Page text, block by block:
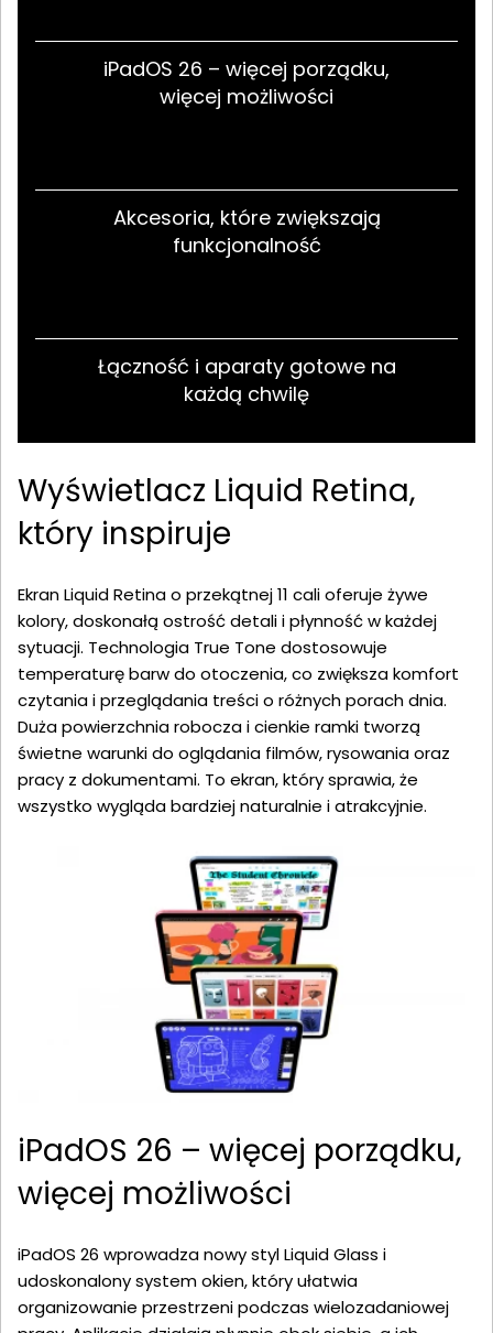
iPadOS 26 – więcej porządku,
więcej możliwości
Akcesoria, które zwiększają
funkcjonalność
Łączność i aparaty gotowe na
każdą chwilę
Wyświetlacz Liquid Retina,
który inspiruje
Ekran Liquid Retina o przekątnej 11 cali oferuje żywe
kolory, doskonałą ostrość detali i płynność w każdej
sytuacji. Technologia True Tone dostosowuje
temperaturę barw do otoczenia, co zwiększa komfort
czytania i przeglądania treści o różnych porach dnia.
Duża powierzchnia robocza i cienkie ramki tworzą
świetne warunki do oglądania filmów, rysowania oraz
pracy z dokumentami. To ekran, który sprawia, że
wszystko wygląda bardziej naturalnie i atrakcyjnie.
iPadOS 26 – więcej porządku,
więcej możliwości
iPadOS 26 wprowadza nowy styl Liquid Glass i
udoskonalony system okien, który ułatwia
organizowanie przestrzeni podczas wielozadaniowej